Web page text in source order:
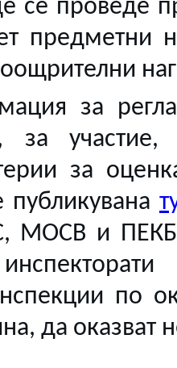
се проведе
предметни
за
за
за
публикувана
и ПЕКБ.
по
да